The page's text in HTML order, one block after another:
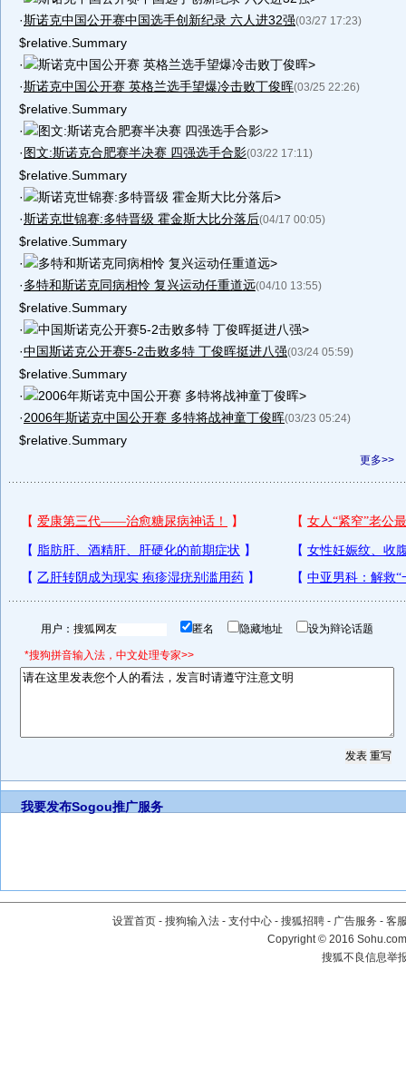
·斯诺克中国公开赛中国选手创新纪录 六人进32强(03/27 17:23)
$relative.Summary
·
斯诺克中国公开赛 英格兰选手望爆冷击败丁俊晖>
·斯诺克中国公开赛 英格兰选手望爆冷击败丁俊晖(03/25 22:26)
$relative.Summary
·
图文:斯诺克合肥赛半决赛 四强选手合影>
·图文:斯诺克合肥赛半决赛 四强选手合影(03/22 17:11)
$relative.Summary
·
斯诺克世锦赛:多特晋级 霍金斯大比分落后>
·斯诺克世锦赛:多特晋级 霍金斯大比分落后(04/17 00:05)
$relative.Summary
·
多特和斯诺克同病相怜 复兴运动任重道远>
·多特和斯诺克同病相怜 复兴运动任重道远(04/10 13:55)
$relative.Summary
·
中国斯诺克公开赛5-2击败多特 丁俊晖挺进八强>
·中国斯诺克公开赛5-2击败多特 丁俊晖挺进八强(03/24 05:59)
$relative.Summary
·
2006年斯诺克中国公开赛 多特将战神童丁俊晖>
·2006年斯诺克中国公开赛 多特将战神童丁俊晖(03/23 05:24)
$relative.Summary
更多>>
用户： 匿名 隐藏地址 设为辩论话题
*搜狗拼音输入法，中文处理专家>>
我要发布Sogou推广服务
设置首页 - 搜狗输入法 - 支付中心 - 搜狐招聘 - 广告服务 - 客
Copyright©2016
搜狐不良信息举